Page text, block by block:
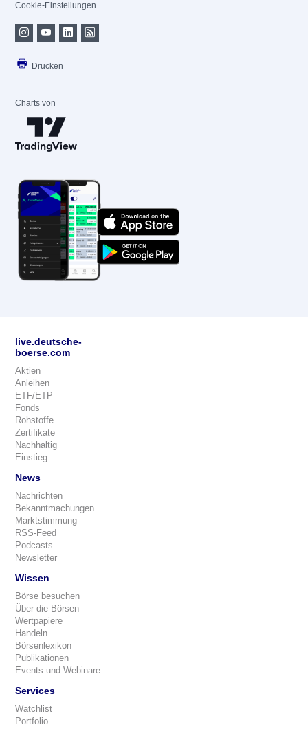
Cookie-Einstellungen
Drucken
Charts von
live.deutsche-
boerse.com
Aktien
Anleihen
ETF/ETP
Fonds
Rohstoffe
Zertifikate
Nachhaltig
Einstieg
News
Nachrichten
Bekanntmachungen
Marktstimmung
RSS-Feed
Podcasts
Newsletter
Wissen
Börse besuchen
Über die Börsen
Wertpapiere
Handeln
Börsenlexikon
Publikationen
Events und Webinare
Services
Watchlist
Portfolio